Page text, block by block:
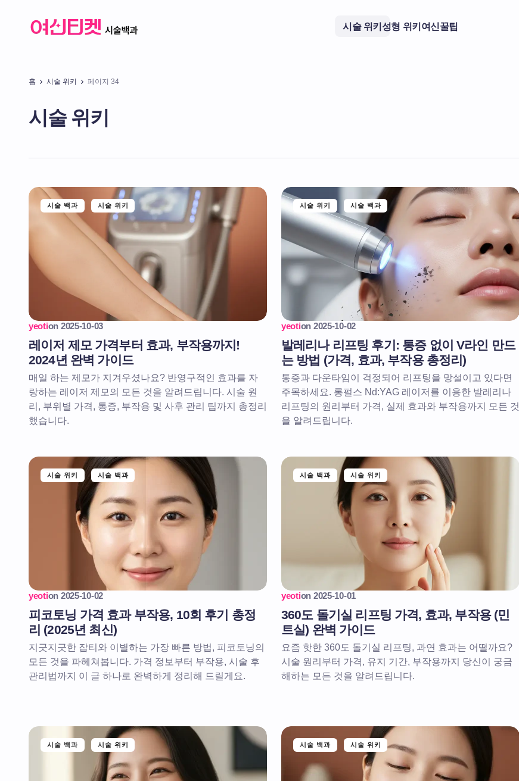
시술 위키 성형 위키 여신꿀팁
홈 시술 위키 페이지 34
시술 위키
시술 백과 시술 위키
yeotion 2025-10-03
레이저 제모 가격부터 효과, 부작용까지!
2024년 완벽 가이드
매일 하는 제모가 지겨우셨나요? 반영구적인 효과를 자
랑하는 레이저 제모의 모든 것을 알려드립니다. 시술 원
리, 부위별 가격, 통증, 부작용 및 사후 관리 팁까지 총정리
했습니다.
시술 위키 시술 백과
yeotion 2025-10-02
발레리나 리프팅 후기: 통증 없이 V라인 만드
는 방법 (가격, 효과, 부작용 총정리)
통증과 다운타임이 걱정되어 리프팅을 망설이고 있다면
주목하세요. 롱펄스 Nd:YAG 레이저를 이용한 발레리나
리프팅의 원리부터 가격, 실제 효과와 부작용까지 모든 것
을 알려드립니다.
시술 위키 시술 백과
yeotion 2025-10-02
피코토닝 가격 효과 부작용, 10회 후기 총정
리 (2025년 최신)
지긋지긋한 잡티와 이별하는 가장 빠른 방법, 피코토닝의
모든 것을 파헤쳐봅니다. 가격 정보부터 부작용, 시술 후
관리법까지 이 글 하나로 완벽하게 정리해 드릴게요.
시술 백과 시술 위키
yeotion 2025-10-01
360도 돌기실 리프팅 가격, 효과, 부작용 (민
트실) 완벽 가이드
요즘 핫한 360도 돌기실 리프팅, 과연 효과는 어떨까요?
시술 원리부터 가격, 유지 기간, 부작용까지 당신이 궁금
해하는 모든 것을 알려드립니다.
시술 백과 시술 위키 시술 백과 시술 위키